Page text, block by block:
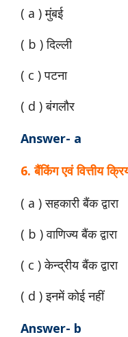
( a ) मुंबई
( b ) दिल्ली
( c ) पटना
( d ) बंगलौर
Answer- a
6. बैंकिंग एवं वित्तीय
( a ) सहकारी बैंक द्वारा
( b ) वाणिज्य बैंक द्वारा
( c ) केन्द्रीय बैंक द्वारा
( d ) इनमें कोई नहीं
Answer- b